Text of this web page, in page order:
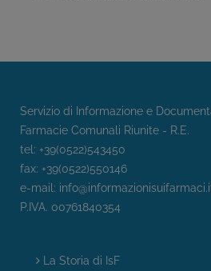
Servizio di Informazione e
Farmacie Comunali Riunite - R.E.
tel: +39(0522)543450
fax: +39(0522)550146
e-mail:
P.IVA. 00761840354
La Storia di IsF